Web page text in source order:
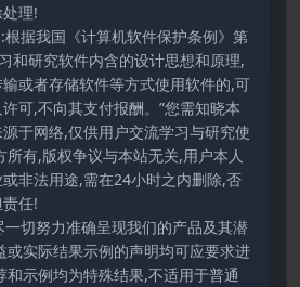
理!
据我国《计算机软件保护条例》第
和研究软件内含的设计思想和原理,
或者存储软件等方式使用软件的,可
可,不向其支付报酬。”您需知晓本
于网络,仅供用户交流学习与研究使
所有,版权争议与本站无关,用户本人
非法用途,需在24小时之内删除,否
任!
切努力准确呈现我们的产品及其潜
或实际结果示例的声明均可应要求进
和示例均为特殊结果,不适用于普通